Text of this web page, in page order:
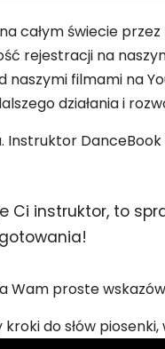
całym świecie
rejestracji na
filmami na
działania i
Ci instruktor, to
proste
do słów